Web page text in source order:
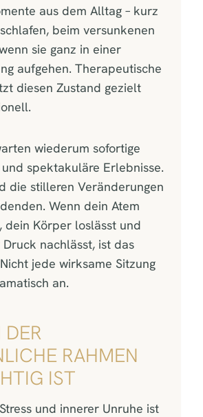
aus dem Alltag – kurz
beim versunkenen
sie ganz in einer
aufgehen. Therapeutische
diesen Zustand gezielt
wiederum sofortige
spektakuläre Erlebnisse.
die stilleren Veränderungen
Wenn dein Atem
dein Körper loslässt und
nachlässt, ist das
jede wirksame Sitzung
an.
DER
RAHMEN
IST
und innerer Unruhe ist